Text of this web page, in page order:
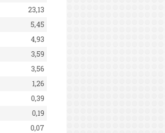
23,13
5,45
4,93
3,59
3,56
1,26
0,39
0,19
0,07